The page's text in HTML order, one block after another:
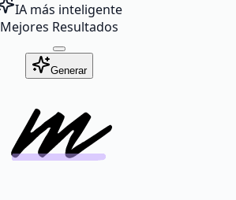
IA más inteligente
Mejores Resultados
Generar